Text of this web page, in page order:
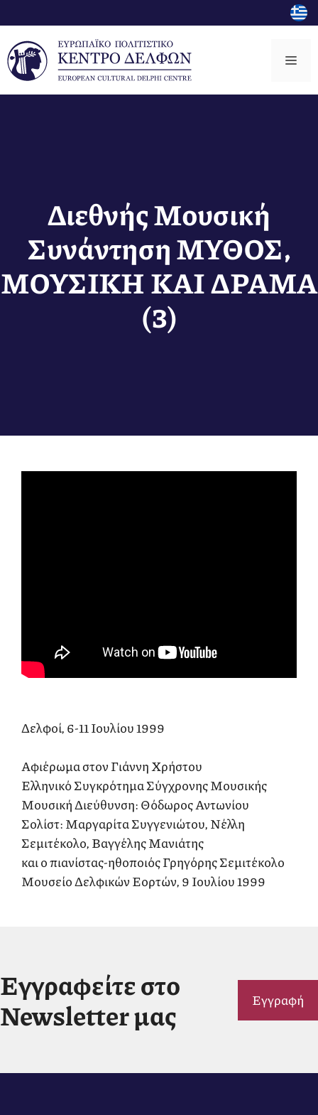
σε
περιεχόμενο
Διεθνής Μουσική
Συνάντηση ΜΥΘΟΣ,
ΜΟΥΣΙΚΗ ΚΑΙ ΔΡΑΜΑ
(3)
Δελφοί, 6-11 Ιουλίου 1999
Αφιέρωμα στον Γιάννη Χρήστου
Ελληνικό Συγκρότημα Σύγχρονης Μουσικής
Μουσική Διεύθυνση: Θόδωρος Αντωνίου
Σολίστ: Μαργαρίτα Συγγενιώτου, Νέλλη
Σεμιτέκολο, Βαγγέλης Μανιάτης
και ο πιανίστας-ηθοποιός Γρηγόρης Σεμιτέκολο
Μουσείο Δελφικών Εορτών, 9 Ιουλίου 1999
Εγγραφείτε στο
Newsletter μας
Εγγραφή